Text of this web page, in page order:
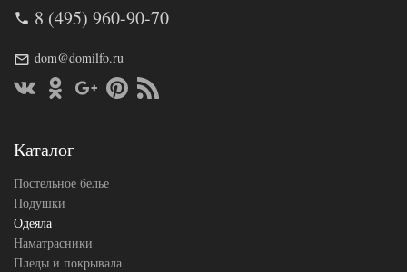
Ширина х
200х200
Сезонность
Наполнитель
Бамбуковое
волокно
Производитель
8 (495) 960-90-70
dom@domilfo.ru
Каталог
Постельное белье
Подушки
Одеяла
Наматрасники
Пледы и покрывала